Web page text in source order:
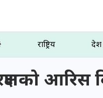
राष्ट्रिय प्रदेश
आरिस